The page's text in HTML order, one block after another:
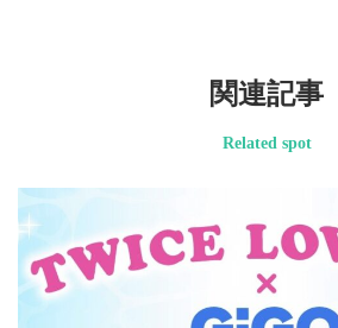
関連記事
Related spot